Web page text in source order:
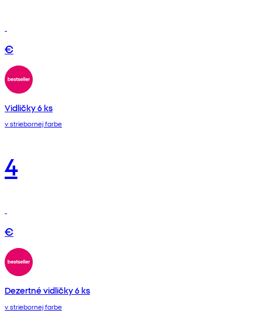
€
Vidličky 6 ks
v striebornej farbe
4
€
Dezertné vidličky 6 ks
v striebornej farbe